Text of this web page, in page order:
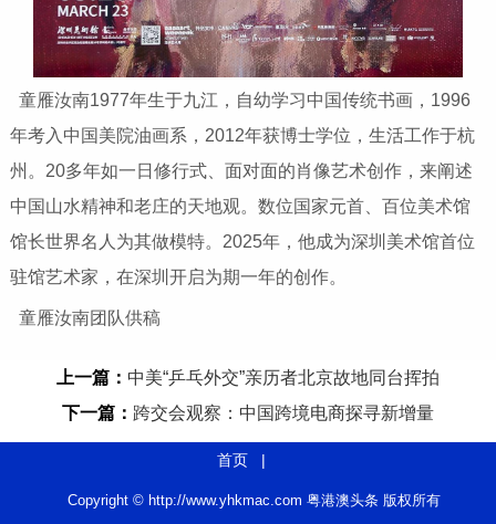
童雁汝南1977年生于九江，自幼学习中国传统书画，1996
年考入中国美院油画系，2012年获博士学位，生活工作于杭
州。20多年如一日修行式、面对面的肖像艺术创作，来阐述
中国山水精神和老庄的天地观。数位国家元首、百位美术馆
馆长世界名人为其做模特。2025年，他成为深圳美术馆首位
驻馆艺术家，在深圳开启为期一年的创作。
童雁汝南团队供稿
上一篇： 中美“乒乓外交”亲历者北京故地同台挥拍
下一篇： 跨交会观察：中国跨境电商探寻新增量
首页 |
Copyright © http://www.yhkmac.com 粤港澳头条 版权所有